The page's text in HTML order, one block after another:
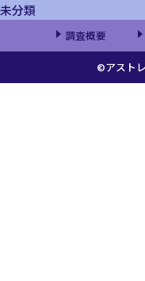
未分類
調査概要
©アスト